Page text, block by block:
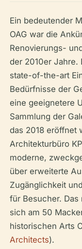
Ein bedeutender
OAG war die
Renovierungs-
der 2010er Jahre.
state-of-the-art
Bedürfnisse der
eine geeignetere
Sammlung der
das 2018 eröffnet
Architekturbüro
moderne,
über erweiterte
Zugänglichkeit
für Besucher. Das
sich am 50
historischen Arts
Architects).